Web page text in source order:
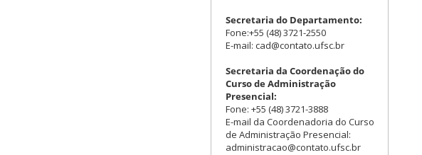
Secretaria do Departamento:
Fone:+55 (48) 3721-2550
E-mail: cad@contato.ufsc.br
Secretaria da Coordenação do
Curso de Administração
Presencial:
Fone: +55 (48) 3721-3888
E-mail da Coordenadoria do Curso
de Administração Presencial:
administracao@contato.ufsc.br